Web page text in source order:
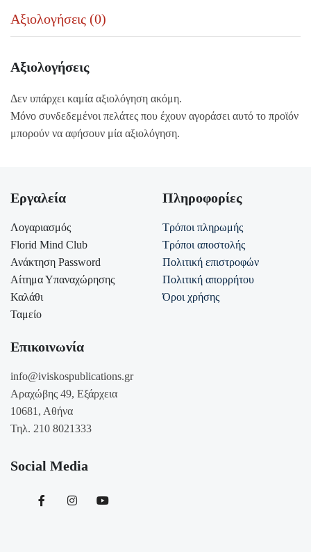
Αξιολογήσεις (0)
Αξιολογήσεις
Δεν υπάρχει καμία αξιολόγηση ακόμη.
Μόνο συνδεδεμένοι πελάτες που έχουν αγοράσει αυτό το προϊόν
μπορούν να αφήσουν μία αξιολόγηση.
Εργαλεία
Λογαριασμός
Florid Mind Club
Ανάκτηση Password
Αίτημα Υπαναχώρησης
Καλάθι
Ταμείο
Πληροφορίες
Τρόποι πληρωμής
Τρόποι αποστολής
Πολιτική επιστροφών
Πολιτική απορρήτου
Όροι χρήσης
Επικοινωνία
info@iviskospublications.gr
Αραχώβης 49, Εξάρχεια
10681, Αθήνα
Τηλ. 210 8021333
Social Media